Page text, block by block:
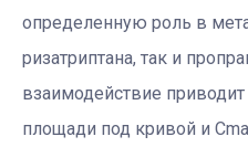
определенную роль в
ризатриптана, так и
взаимодействие
площади под кривой и